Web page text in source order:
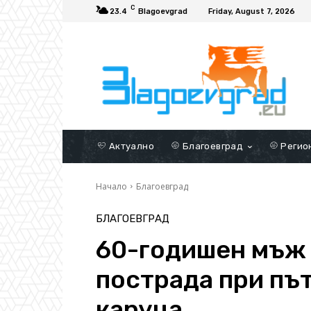
23.4 C Blagoevgrad Friday, August 7, 2026
Актуално Благоевград
Начало Благоевград
БЛАГОЕВГРАД
60-годишен мъж
пострада при